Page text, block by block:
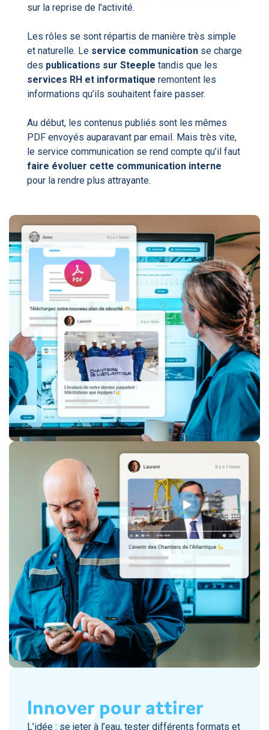
sur la reprise de l'activité.
Les rôles se sont répartis de manière très simple
et naturelle. Le service communication se charge
des publications sur Steeple tandis que les
services RH et informatique remontent les
informations qu’ils souhaitent faire passer.
Au début, les contenus publiés sont les mêmes
PDF envoyés auparavant par email. Mais très vite,
le service communication se rend compte qu’il faut
faire évoluer cette communication interne
pour la rendre plus attrayante.
Innover pour attirer
L’idée : se jeter à l’eau, tester différents formats et